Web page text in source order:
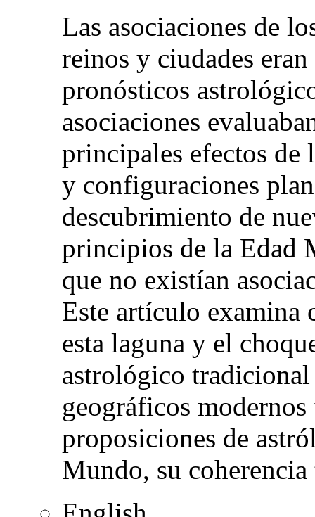
Las asociaciones de
reinos y ciudades
pronósticos
asociaciones
principales efectos de
y configuraciones
descubrimiento de
principios de la Edad
que no existían
Este artículo examina
esta laguna y el
astrológico
geográficos
proposiciones de
Mundo, su